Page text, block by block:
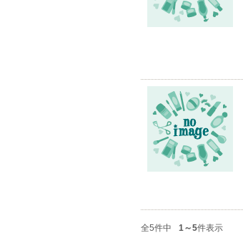
全5件中 1～5件表示